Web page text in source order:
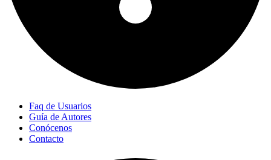
Faq de Usuarios
Guía de Autores
Conócenos
Contacto